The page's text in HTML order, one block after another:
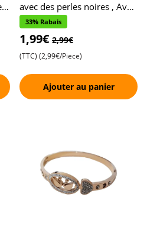
avec des perles noires , Avec
deux beaux accents floraux ,
Ornées d,un
33% Rabais
1,99€ 2,99€
(TTC) (2,99€/Piece)
Ajouter au panier